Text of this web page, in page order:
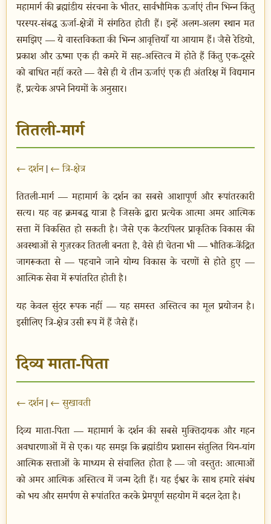
महामार्ग की ब्रह्मांडीय संरचना के भीतर, सार्वभौमिक ऊर्जाएं तीन भिन्न किंतु
परस्पर-संबद्ध ऊर्जा-क्षेत्रों में संगठित होती हैं। इन्हें अलग-अलग स्थान मत
समझिए — ये वास्तविकता की भिन्न आवृत्तियाँ या आयाम हैं। जैसे रेडियो,
प्रकाश और ऊष्मा एक ही कमरे में सह-अस्तित्व में होते हैं किंतु एक-दूसरे
को बाधित नहीं करते — वैसे ही ये तीन ऊर्जाएं एक ही अंतरिक्ष में विद्यमान
हैं, प्रत्येक अपने नियमों के अनुसार।
तितली-मार्ग
← दर्शन| ← त्रि-क्षेत्र
तितली-मार्ग — महामार्ग के दर्शन का सबसे आशापूर्ण और रूपांतरकारी
सत्य। यह वह क्रमबद्ध यात्रा है जिसके द्वारा प्रत्येक आत्मा अमर आत्मिक
सत्ता में विकसित हो सकती है। जैसे एक कैटरपिलर प्राकृतिक विकास की
अवस्थाओं से गुज़रकर तितली बनता है, वैसे ही चेतना भी — भौतिक-केंद्रित
जागरूकता से — पहचाने जाने योग्य विकास के चरणों से होते हुए —
आत्मिक सेवा में रूपांतरित होती है।
यह केवल सुंदर रूपक नहीं — यह समस्त अस्तित्व का मूल प्रयोजन है।
इसीलिए त्रि-क्षेत्र उसी रूप में हैं जैसे हैं।
दिव्य माता-पिता
← दर्शन| ← सुखावती
दिव्य माता-पिता — महामार्ग के दर्शन की सबसे मुक्तिदायक और गहन
अवधारणाओं में से एक। यह समझ कि ब्रह्मांडीय प्रशासन संतुलित यिन-यांग
आत्मिक सत्ताओं के माध्यम से संचालित होता है — जो वस्तुतः आत्माओं
को अमर आत्मिक अस्तित्व में जन्म देती हैं। यह ईश्वर के साथ हमारे संबंध
को भय और समर्पण से रूपांतरित करके प्रेमपूर्ण सहयोग में बदल देता है।